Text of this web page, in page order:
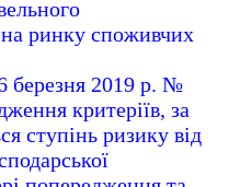
ринку споживчих
березня 2019 р. №
критеріїв, за
ступінь ризику від